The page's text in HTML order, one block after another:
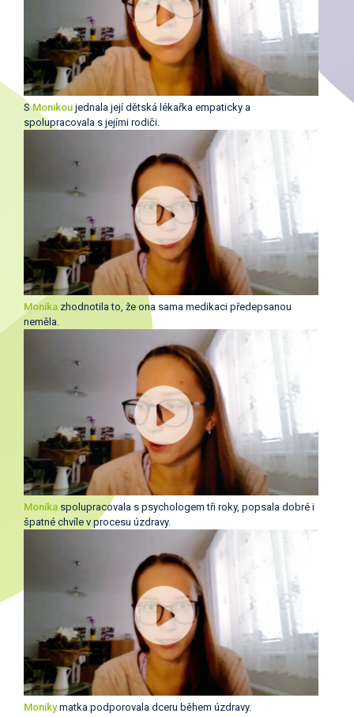
SMonikou jednala její dětská lékařka empaticky a
spolupracovala s jejími rodiči.
Monika zhodnotila to, že ona sama medikaci předepsanou
neměla.
Monika spolupracovala s psychologem tři roky, popsala dobré i
špatné chvíle v procesu úzdravy.
Monikymatka podporovala dceru během úzdravy.